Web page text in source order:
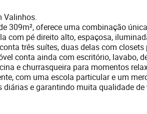
Valinhos.
309m², oferece uma combinação
com pé direito alto, espaçosa,
três suítes, duas delas com
conta ainda com escritório, lavabo,
e churrasqueira para momentos
com uma escola particular e um
e garantindo muita qualidade de